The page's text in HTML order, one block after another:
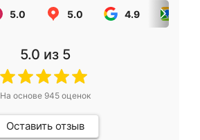
5.0 5.0 4.9
5.0 из 5
На основе 945оценок
Оставить отзыв